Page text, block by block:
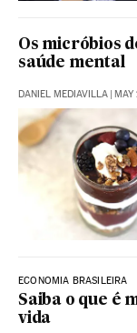
Os micróbios
saúde mental
DANIEL MEDIAVILLA | MAY
ECONOMIA BRASILEIRA
Saiba o que é
vida